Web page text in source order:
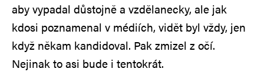
aby vypadal důstojně a vzdělanecky, ale jak
kdosi poznamenal v médiích, vidět byl vždy, jen
když někam kandidoval. Pak zmizel z očí.
Nejinak to asi bude i tentokrát.